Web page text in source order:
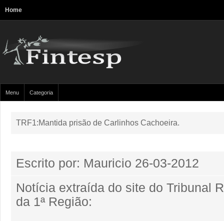
Home
Menu Categoria
TRF1:Mantida prisão de Carlinhos Cachoeira.
Escrito por: Mauricio 26-03-2012
Notícia extraída do site do Tribunal
da 1ª Região: